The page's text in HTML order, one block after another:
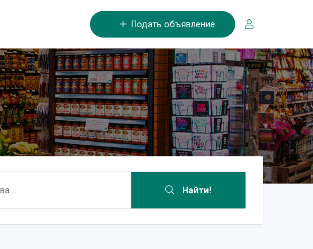
Подать объявление
Найти!